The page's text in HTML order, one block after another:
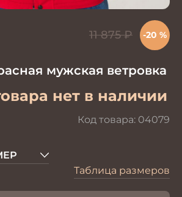
мужская ветровка
нет в наличии
Код товара: 04079
11 875₽ -20 %
Таблица размеров